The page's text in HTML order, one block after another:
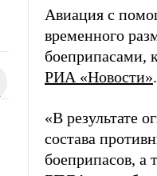
Авиация с
временного
боеприпасами,
РИА «Новости».
«В результате
состава
боеприпасов, а